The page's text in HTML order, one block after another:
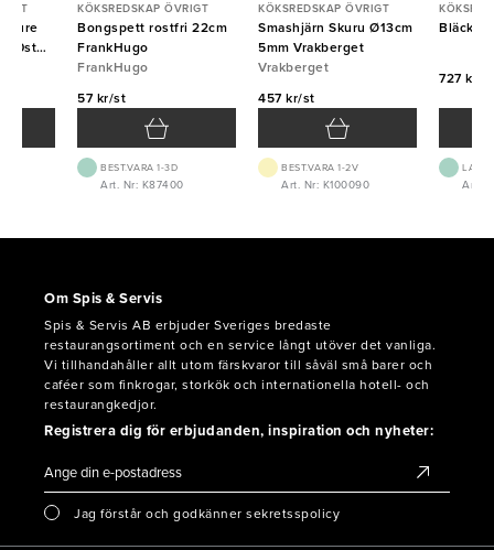
Pure
KÖKSREDSKAP ÖVRIGT
Bongspett rostfri 22cm
FrankHugo
FrankHugo
57 kr/st
BEST.VARA 1-3D
Art. Nr: K87400
KÖKSREDSKAP ÖVRIGT
Smashjärn Skuru Ø13cm
5mm Vrakberget
Vrakberget
457 kr/st
BEST.VARA 1-2V
Art. Nr: K100090
727 kr/
Art.
Om Spis & Servis
Spis & Servis AB erbjuder Sveriges bredaste
restaurangsortiment och en service långt utöver det vanliga.
Vi tillhandahåller allt utom färskvaror till såväl små barer och
caféer som finkrogar, storkök och internationella hotell- och
restaurangkedjor.
Registrera dig för erbjudanden, inspiration och nyheter:
Jag förstår och godkänner sekretsspolicy